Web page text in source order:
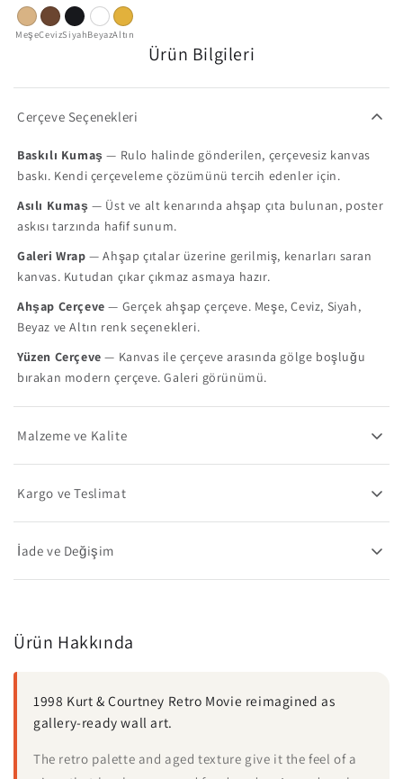
MeşeCevizSiyahBeyazAltın
Ürün Bilgileri
Çerçeve Seçenekleri
Baskılı Kumaş — Rulo halinde gönderilen, çerçevesiz kanvas
baskı. Kendi çerçeveleme çözümünü tercih edenler için.
Asılı Kumaş — Üst ve alt kenarında ahşap çıta bulunan, poster
askısı tarzında hafif sunum.
Galeri Wrap — Ahşap çıtalar üzerine gerilmiş, kenarları saran
kanvas. Kutudan çıkar çıkmaz asmaya hazır.
Ahşap Çerçeve — Gerçek ahşap çerçeve. Meşe, Ceviz, Siyah,
Beyaz ve Altın renk seçenekleri.
Yüzen Çerçeve — Kanvas ile çerçeve arasında gölge boşluğu
bırakan modern çerçeve. Galeri görünümü.
Malzeme ve Kalite
Kargo ve Teslimat
İade ve Değişim
Ürün Hakkında
1998 Kurt & Courtney Retro Movie reimagined as
gallery-ready wall art.
The retro palette and aged texture give it the feel of a